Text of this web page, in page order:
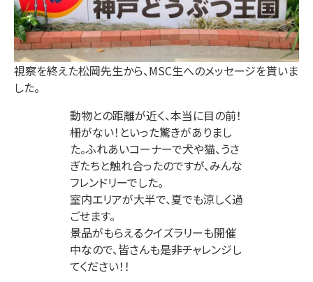
視察を終えた松岡先生から、MSC生へのメッセージを貰いま
した。
動物との距離が近く、本当に目の前！
柵がない！といった驚きがありまし
た。ふれあいコーナーで犬や猫、うさ
ぎたちと触れ合ったのですが、みんな
フレンドリーでした。
室内エリアが大半で、夏でも涼しく過
ごせます。
景品がもらえるクイズラリーも開催
中なので、皆さんも是非チャレンジし
てください！！